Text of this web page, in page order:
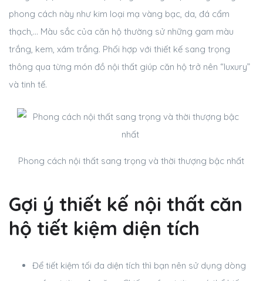
phong cách này như kim loại mạ vàng bạc, da, đá cẩm
thạch,… Màu sắc của căn hộ thường sử những gam màu
trắng, kem, xám trắng. Phối hợp với thiết kế sang trọng
thông qua từng món đồ nội thất giúp căn hộ trở nên “luxury”
và tinh tế.
Phong cách nội thất sang trọng và thời thượng bậc nhất
Gợi ý thiết kế nội thất căn
hộ tiết kiệm diện tích
Để tiết kiệm tối đa diện tích thì bạn nên sử dụng dòng